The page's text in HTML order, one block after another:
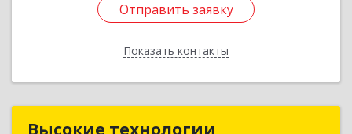
Отправить заявку
Показать контакты
Отправить заявку
Назад
Высокие технологииВысокие технологии